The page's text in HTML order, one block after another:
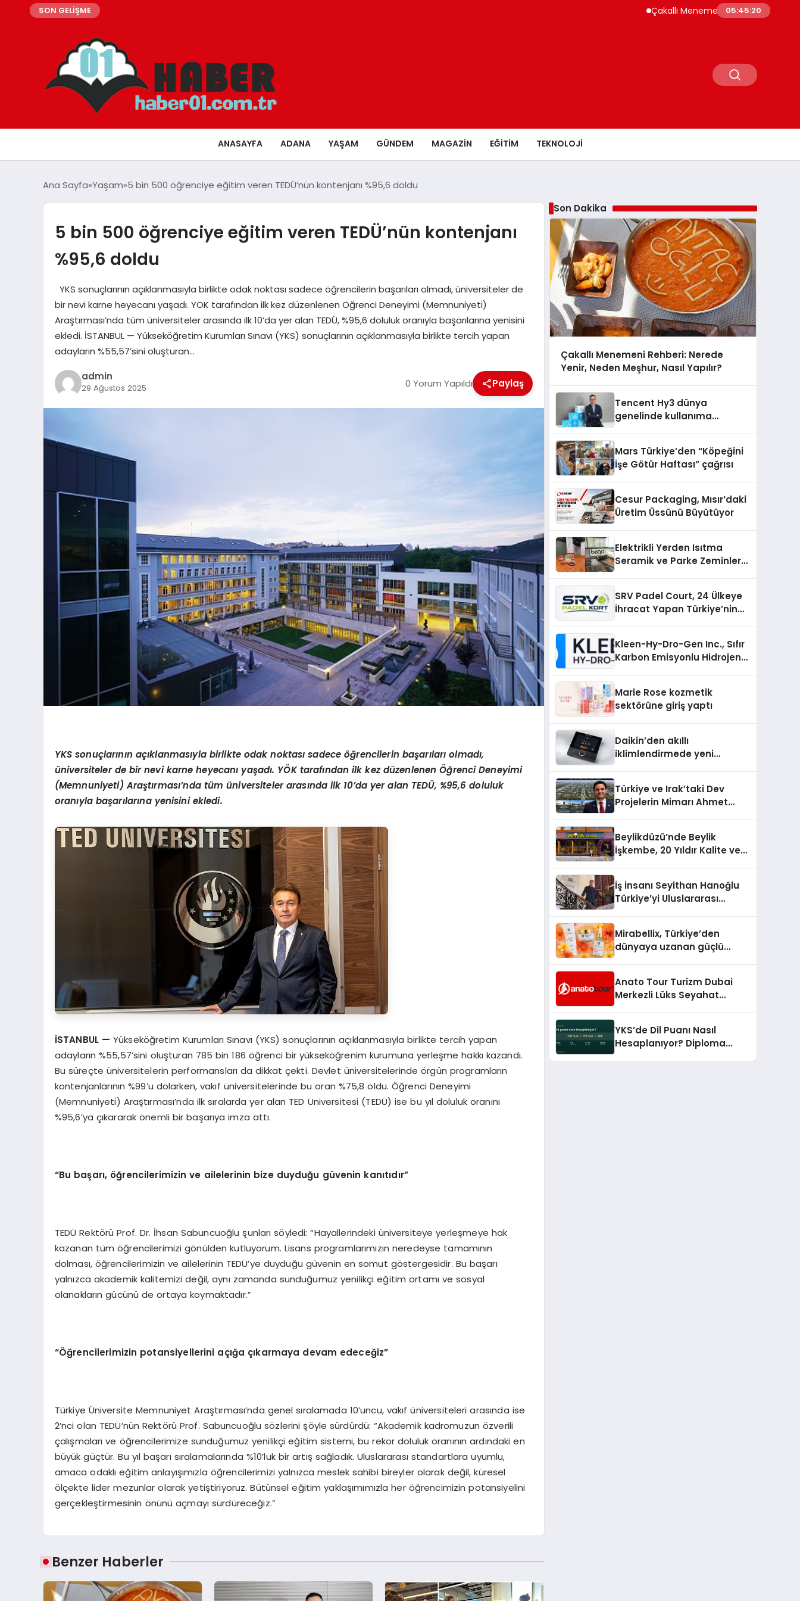
SON GELİŞME Çakallı Menemeni Rehberi: Nerede Yenir,
05:45:21
ANASAYFA ADANA YAŞAM GÜNDEM MAGAZIN EĞITIM TEKNOLOJI
Ana Sayfa Yaşam 5 bin 500 öğrenciye eğitim veren TEDÜ’nün kontenjanı %95,6 doldu
5 bin 500 öğrenciye eğitim veren TEDÜ’nün kontenjanı
%95,6 doldu
YKS sonuçlarının açıklanmasıyla birlikte odak noktası sadece öğrencilerin başarıları olmadı, üniversiteler de
bir nevi karne heyecanı yaşadı. YÖK tarafından ilk kez düzenlenen Öğrenci Deneyimi (Memnuniyeti)
Araştırması’nda tüm üniversiteler arasında ilk 10’da yer alan TEDÜ, %95,6 doluluk oranıyla başarılarına yenisini
ekledi. İSTANBUL — Yükseköğretim Kurumları Sınavı (YKS) sonuçlarının açıklanmasıyla birlikte tercih yapan
adayların %55,57’sini oluşturan…
admin
29 Ağustos 2025 0 Yorum Yapıldı Paylaş
YKS sonuçlarının açıklanmasıyla birlikte odak noktası sadece öğrencilerin başarıları olmadı,
üniversiteler de bir nevi karne heyecanı yaşadı. YÖK tarafından ilk kez düzenlenen Öğrenci Deneyimi
(Memnuniyeti) Araştırması’nda tüm üniversiteler arasında ilk 10’da yer alan TEDÜ, %95,6 doluluk
oranıyla başarılarına yenisini ekledi.
İSTANBUL — Yükseköğretim Kurumları Sınavı (YKS) sonuçlarının açıklanmasıyla birlikte tercih yapan
adayların %55,57’sini oluşturan 785 bin 186 öğrenci bir yükseköğrenim kurumuna yerleşme hakkı kazandı.
Bu süreçte üniversitelerin performansları da dikkat çekti. Devlet üniversitelerinde örgün programların
kontenjanlarının %99’u dolarken, vakıf üniversitelerinde bu oran %75,8 oldu. Öğrenci Deneyimi
(Memnuniyeti) Araştırması’nda ilk sıralarda yer alan TED Üniversitesi (TEDÜ) ise bu yıl doluluk oranını
%95,6’ya çıkararak önemli bir başarıya imza attı.
“Bu başarı, öğrencilerimizin ve ailelerinin bize duyduğu güvenin kanıtıdır”
TEDÜ Rektörü Prof. Dr. İhsan Sabuncuoğlu şunları söyledi: “Hayallerindeki üniversiteye yerleşmeye hak
kazanan tüm öğrencilerimizi gönülden kutluyorum. Lisans programlarımızın neredeyse tamamının
dolması, öğrencilerimizin ve ailelerinin TEDÜ’ye duyduğu güvenin en somut göstergesidir. Bu başarı
yalnızca akademik kalitemizi değil, aynı zamanda sunduğumuz yenilikçi eğitim ortamı ve sosyal
olanakların gücünü de ortaya koymaktadır.”
“Öğrencilerimizin potansiyellerini açığa çıkarmaya devam edeceğiz”
Türkiye Üniversite Memnuniyet Araştırması’nda genel sıralamada 10’uncu, vakıf üniversiteleri arasında ise
2’nci olan TEDÜ’nün Rektörü Prof. Sabuncuoğlu sözlerini şöyle sürdürdü: “Akademik kadromuzun özverili
çalışmaları ve öğrencilerimize sunduğumuz yenilikçi eğitim sistemi, bu rekor doluluk oranının ardındaki en
büyük güçtür. Bu yıl başarı sıralamalarında %10’luk bir artış sağladık. Uluslararası standartlara uyumlu,
amaca odaklı eğitim anlayışımızla öğrencilerimizi yalnızca meslek sahibi bireyler olarak değil, küresel
ölçekte lider mezunlar olarak yetiştiriyoruz. Bütünsel eğitim yaklaşımımızla her öğrencimizin potansiyelini
gerçekleştirmesinin önünü açmayı sürdüreceğiz.”
Benzer Haberler
Son Dakika
Çakallı Menemeni Rehberi: Nerede
Yenir, Neden Meşhur, Nasıl Yapılır?
Tencent Hy3 dünya
genelinde kullanıma
Mars Türkiye’den “Köpeğini
İşe Götür Haftası” çağrısı
Cesur Packaging, Mısır’daki
Üretim Üssünü Büyütüyor
Elektrikli Yerden Isıtma
Seramik ve Parke Zeminler
SRV Padel Court, 24 Ülkeye
İhracat Yapan Türkiye’nin
Kleen-Hy-Dro-Gen Inc., Sıfır
Karbon Emisyonlu Hidrojen
Aldı
Marie Rose kozmetik
sektörüne giriş yaptı
Daikin’den akıllı
iklimlendirmede yeni
Türkiye ve Irak’taki Dev
Projelerin Mimarı Ahmet
Holding Industrial City”
Projesini Hayata Geçirecek
Beylikdüzü’nde Beylik
İşkembe, 20 Yıldır Kalite ve
İş İnsanı Seyithan Hanoğlu
Türkiye’yi Uluslararası
Mirabellix, Türkiye’den
dünyaya uzanan güçlü
Anato Tour Turizm Dubai
Merkezli Lüks Seyahat
YKS’de Dil Puanı Nasıl
Hesaplanıyor? Diploma